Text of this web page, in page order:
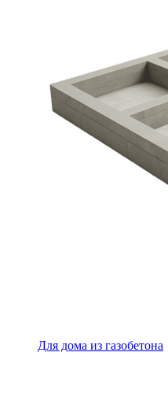
Для дома из газобетона